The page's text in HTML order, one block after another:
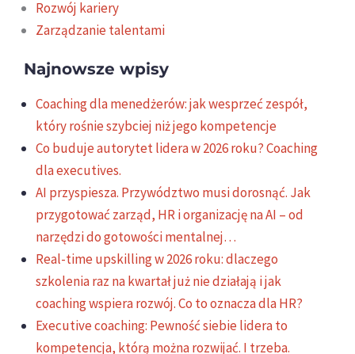
Rozwój kariery
Zarządzanie talentami
Najnowsze wpisy
Coaching dla menedżerów: jak wesprzeć zespół,
który rośnie szybciej niż jego kompetencje
Co buduje autorytet lidera w 2026 roku? Coaching
dla executives.
AI przyspiesza. Przywództwo musi dorosnąć. Jak
przygotować zarząd, HR i organizację na AI – od
narzędzi do gotowości mentalnej…
Real-time upskilling w 2026 roku: dlaczego
szkolenia raz na kwartał już nie działają i jak
coaching wspiera rozwój. Co to oznacza dla HR?
Executive coaching: Pewność siebie lidera to
kompetencja, którą można rozwijać. I trzeba.